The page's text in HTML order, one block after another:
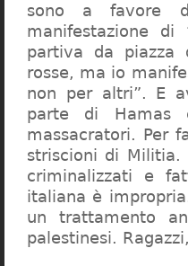
sono a favore
manifestazione
partiva da piazza
rosse, ma io
non per altri”. E
parte di Hamas
massacratori. Per
striscioni di Militia.
criminalizzati e
italiana è
un trattamento
palestinesi.